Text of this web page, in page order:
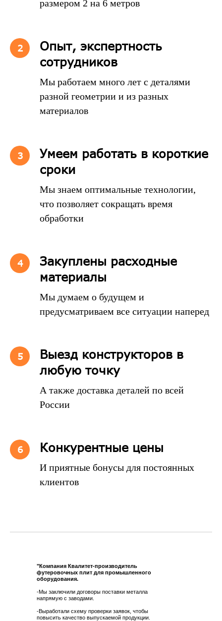
размером 2 на 6 метров
Опыт, экспертность
сотрудников
Мы работаем много лет с деталями
разной геометрии и из разных
материалов
Умеем работать в короткие
сроки
Мы знаем оптимальные технологии,
что позволяет сокращать время
обработки
Закуплены расходные
материалы
Мы думаем о будущем и
предусматриваем все ситуации наперед
Выезд конструкторов в
любую точку
А также доставка деталей по всей
России
Конкурентные цены
И приятные бонусы для постоянных
клиентов
"Компания Квалитет-производитель
футеровочных плит для промышленного
оборудования.
-Мы заключили договоры поставки металла
напрямую с заводами.
-Выработали схему проверки заявок, чтобы
повысить качество выпускаемой продукции.